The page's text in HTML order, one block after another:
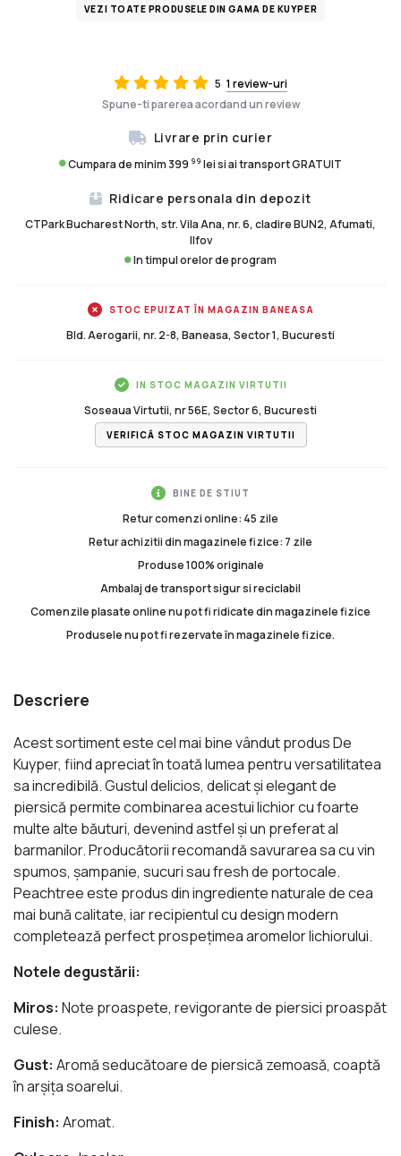
5 1 review-uri
Spune-ti parerea acordand un review
Livrare prin curier
Cumpara de minim 399 99 lei si ai transport GRATUIT
Ridicare personala din depozit
CTPark Bucharest North, str. Vila Ana, nr. 6, cladire BUN2, Afumati,
Ilfov
In timpul orelor de program
STOC EPUIZAT ÎN MAGAZIN BANEASA
Bld. Aerogarii, nr. 2-8, Baneasa, Sector 1, Bucuresti
IN STOC MAGAZIN VIRTUTII
Soseaua Virtutii, nr 56E, Sector 6, Bucuresti
VERIFICĂ STOC MAGAZIN VIRTUTII
BINE DE STIUT
Retur comenzi online: 45 zile
Retur achizitii din magazinele fizice: 7 zile
Produse 100% originale
Ambalaj de transport sigur si reciclabil
Comenzile plasate online nu pot fi ridicate din magazinele fizice
Produsele nu pot fi rezervate în magazinele fizice.
VEZI TOATE PRODUSELE DIN GAMA DE KUYPER
Descriere
Acest sortiment este cel mai bine vândut produs De
Kuyper, fiind apreciat în toată lumea pentru versatilitatea
sa incredibilă. Gustul delicios, delicat şi elegant de
piersică permite combinarea acestui lichior cu foarte
multe alte băuturi, devenind astfel şi un preferat al
barmanilor. Producătorii recomandă savurarea sa cu vin
spumos, şampanie, sucuri sau fresh de portocale.
Peachtree este produs din ingrediente naturale de cea
mai bună calitate, iar recipientul cu design modern
completează perfect prospeţimea aromelor lichiorului.
Notele degustării:
Miros: Note proaspete, revigorante de piersici proaspăt
culese.
Gust: Aromă seducătoare de piersică zemoasă, coaptă
în arşiţa soarelui.
Finish: Aromat.